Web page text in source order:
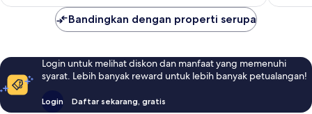
Bandingkan dengan properti serupa
Login untuk melihat diskon dan manfaat yang memenuhi
syarat. Lebih banyak reward untuk lebih banyak petualangan!
Login Daftar sekarang, gratis